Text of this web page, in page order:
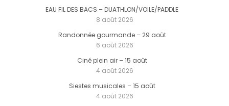
EAU FIL DES BACS – DUATHLON/VOILE/PADDLE
8 août 2026
Randonnée gourmande – 29 août
6 août 2026
Ciné plein air – 15 août
4 août 2026
Siestes musicales – 15 août
4 août 2026